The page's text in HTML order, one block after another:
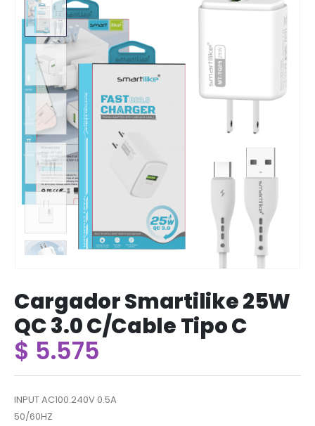
Cargador Smartilike 25W
QC 3.0 C/Cable Tipo C
$ 5.575
INPUT AC100.240V 0.5A
50/60HZ